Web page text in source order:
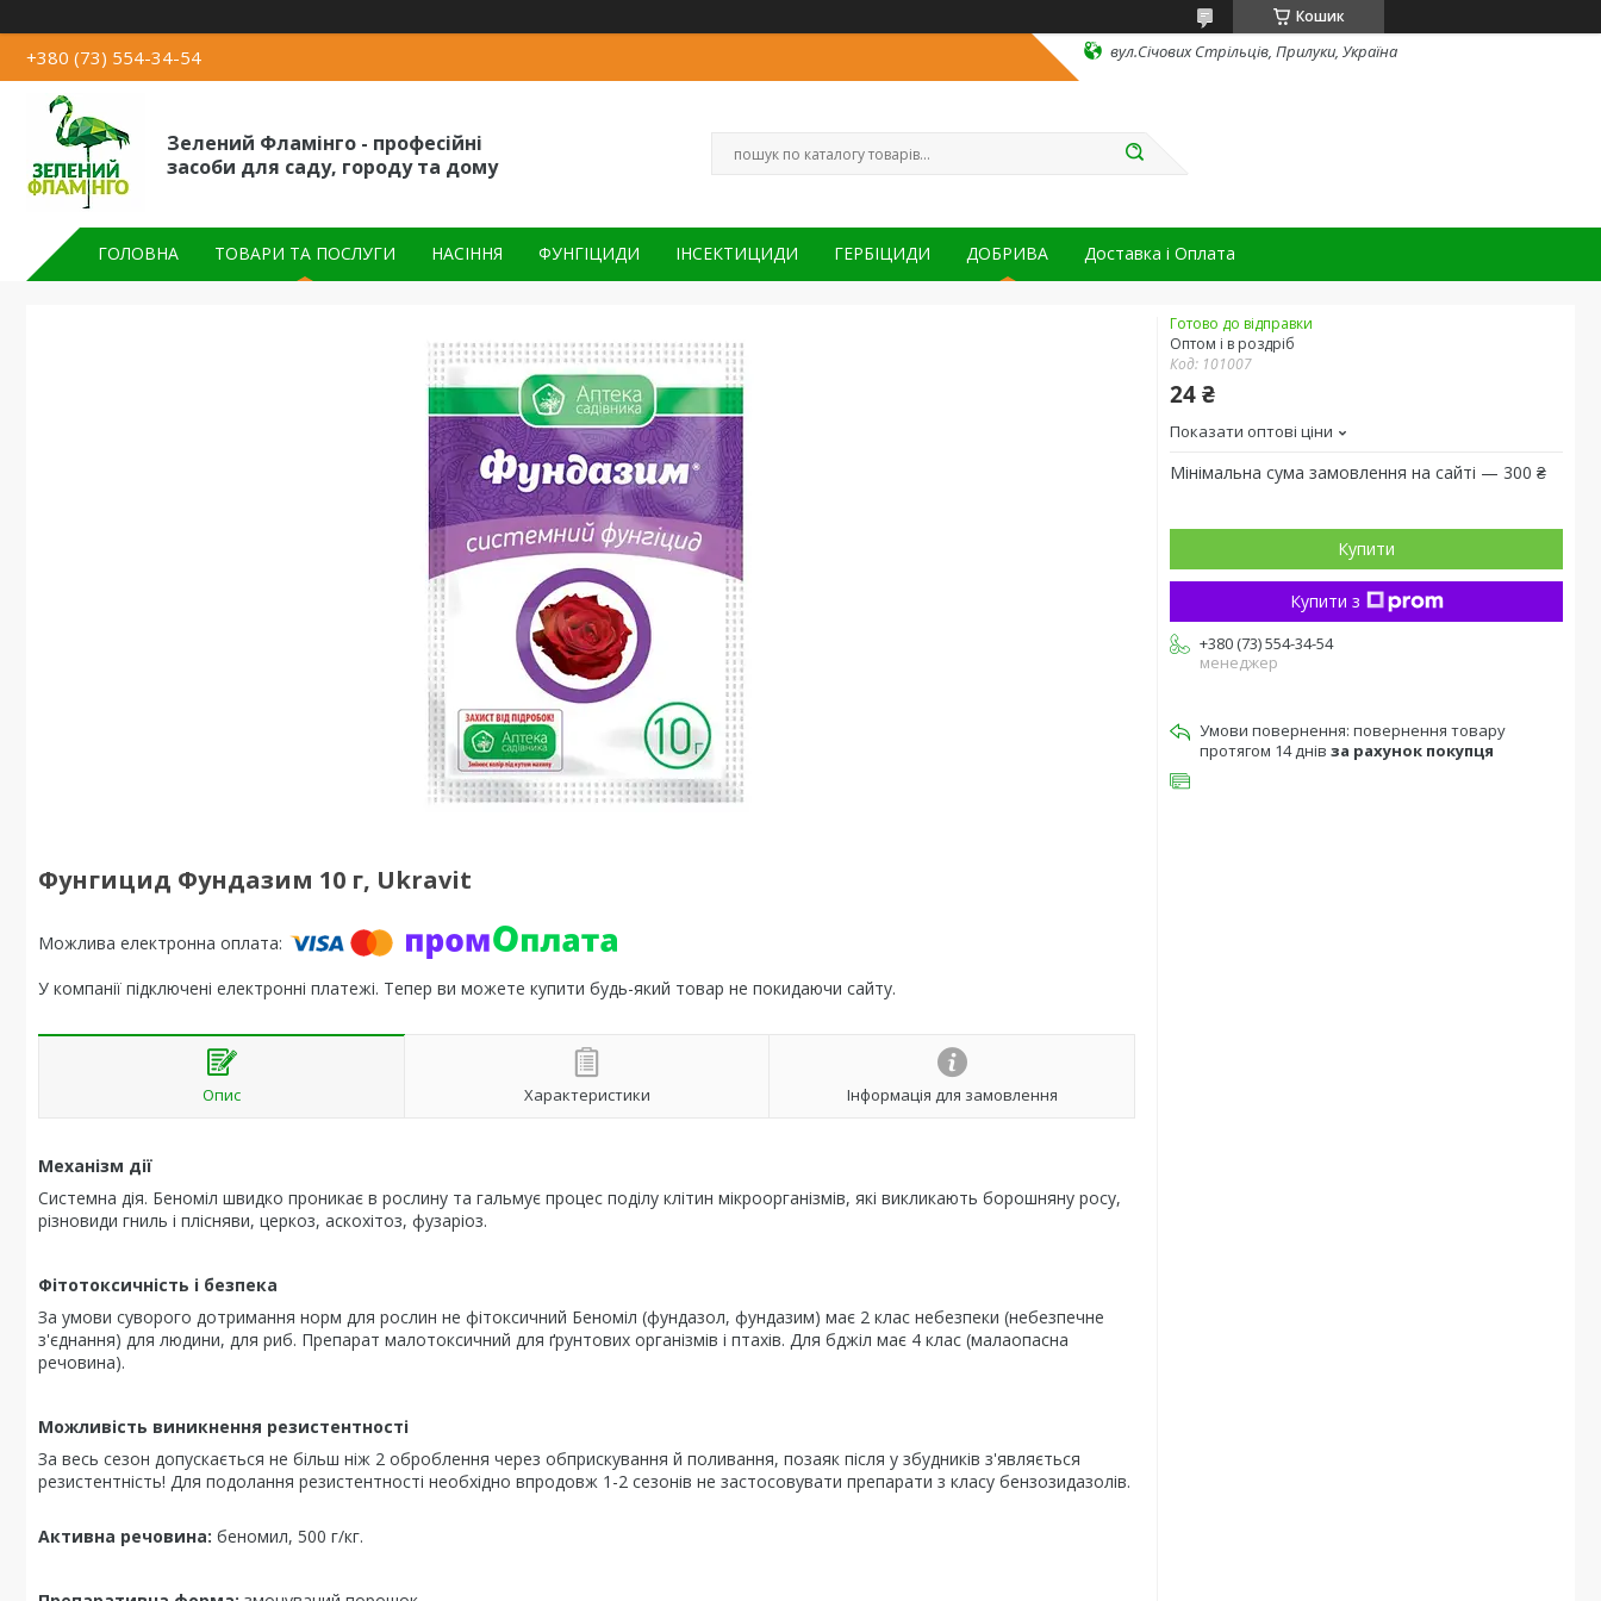
Кошик
+380 (73) 554-34-54 вул.Січових Стрільців, Прилуки, Україна
Зелений Фламінго - професійні
засоби для саду, городу та дому
ГОЛОВНА ТОВАРИ ТА ПОСЛУГИ НАСІННЯ ФУНГІЦИДИ ІНСЕКТИЦИДИ ГЕРБІЦИДИ ДОБРИВА Доставка і Оплата
Фунгицид Фундазим 10 г, Ukravit
У компанії підключені електронні платежі. Тепер ви можете купити будь-який товар не покидаючи сайту.
Опис Характеристики Інформація для замовлення
Механізм дії
Системна дія. Беноміл швидко проникає в рослину та гальмує процес поділу клітин мікроорганізмів, які викликають борошняну росу,
різновиди гниль і плісняви, церкоз, аскохітоз, фузаріоз.
Фітотоксичність і безпека
За умови суворого дотримання норм для рослин не фітоксичний Беноміл (фундазол, фундазим) має 2 клас небезпеки (небезпечне
з'єднання) для людини, для риб. Препарат малотоксичний для ґрунтових організмів і птахів. Для бджіл має 4 клас (малаопасна
речовина).
Можливість виникнення резистентності
За весь сезон допускається не більш ніж 2 оброблення через обприскування й поливання, позаяк після у збудників з'являється
резистентність! Для подолання резистентності необхідно впродовж 1-2 сезонів не застосовувати препарати з класу бензозидазолів.
Активна речовина: беномил, 500 г/кг.
Готово до відправки
Оптом і в роздріб
Код: 101007
24 ₴
Показати оптові ціни
Мінімальна сума замовлення на сайті — 300 ₴
Купити
Купити з
+380 (73) 554-34-54
менеджер
повернення товару
протягом 14 днів за рахунок покупця